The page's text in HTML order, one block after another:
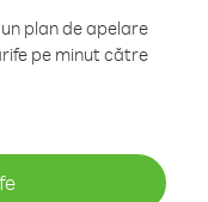
plan de apelare
pe minut către